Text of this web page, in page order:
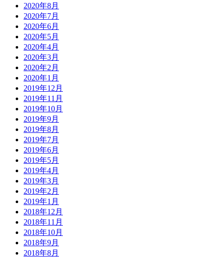
2020年8月
2020年7月
2020年6月
2020年5月
2020年4月
2020年3月
2020年2月
2020年1月
2019年12月
2019年11月
2019年10月
2019年9月
2019年8月
2019年7月
2019年6月
2019年5月
2019年4月
2019年3月
2019年2月
2019年1月
2018年12月
2018年11月
2018年10月
2018年9月
2018年8月